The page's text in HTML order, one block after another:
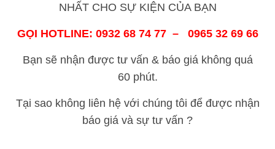
NHẤT CHO SỰ KIỆN CỦA BẠN
GỌI HOTLINE: 0932 68 74 77 – 0965 32 69 66
Bạn sẽ nhận được tư vấn & báo giá không quá
60 phút.
Tại sao không liên hệ với chúng tôi để được nhận
báo giá và sự tư vấn ?